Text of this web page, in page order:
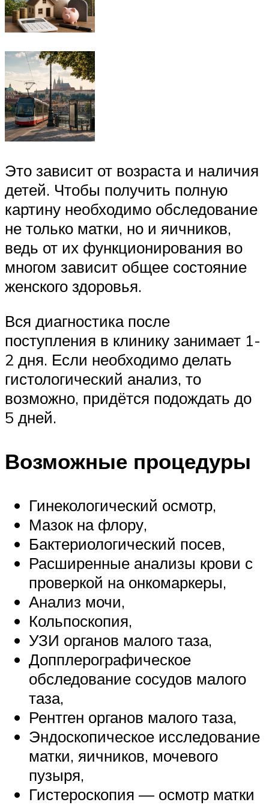
Это зависит от возраста и наличия
детей. Чтобы получить полную
картину необходимо обследование
не только матки, но и яичников,
ведь от их функционирования во
многом зависит общее состояние
женского здоровья.
Вся диагностика после
поступления в клинику занимает 1-
2 дня. Если необходимо делать
гистологический анализ, то
возможно, придётся подождать до
5 дней.
Возможные процедуры
Гинекологический осмотр,
Мазок на флору,
Бактериологический посев,
Расширенные анализы крови с
проверкой на онкомаркеры,
Анализ мочи,
Кольпоскопия,
УЗИ органов малого таза,
Допплерографическое
обследование сосудов малого
таза,
Рентген органов малого таза,
Эндоскопическое исследование
матки, яичников, мочевого
пузыря,
Гистероскопия — осмотр матки